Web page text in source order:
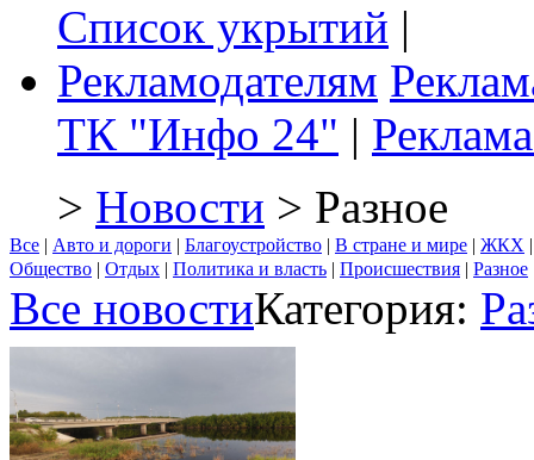
Список укрытий |
Рекламодателям
ТК "Инфо 24" |
> Новости > Разное
Все | Авто и дороги | Благоустройство | В стране и мире | ЖКХ
Общество | Отдых | Политика и власть | Происшествия | Разное
Все новостиКатегория: